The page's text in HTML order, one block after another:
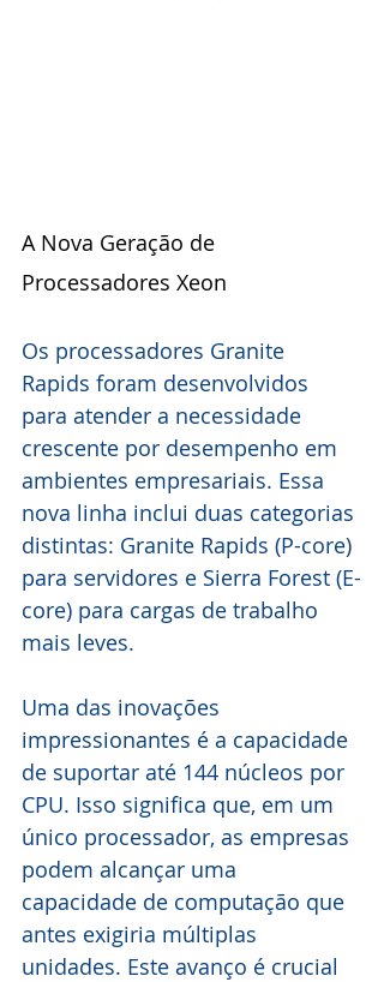
A Nova Geração de
Processadores Xeon
Os processadores Granite
Rapids foram desenvolvidos
para atender a necessidade
crescente por desempenho em
ambientes empresariais. Essa
nova linha inclui duas categorias
distintas: Granite Rapids (P-core)
para servidores e Sierra Forest (E-
core) para cargas de trabalho
mais leves.
Uma das inovações
impressionantes é a capacidade
de suportar até 144 núcleos por
CPU. Isso significa que, em um
único processador, as empresas
podem alcançar uma
capacidade de computação que
antes exigiria múltiplas
unidades. Este avanço é crucial